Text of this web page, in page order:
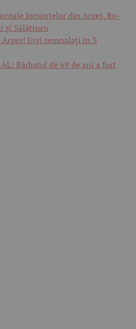
locuințelor din Argeș. Ro-
și Sălătrucu
Urși semnalați în 3
Bărbatul de 69 de ani a fost